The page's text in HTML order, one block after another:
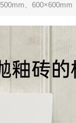
、600×600mm